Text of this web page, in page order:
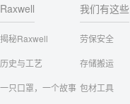
Raxwell
揭秘Raxwell
历史与工艺
一只口罩，一个故事
我们有这些
劳保安全
存储搬运
包材工具